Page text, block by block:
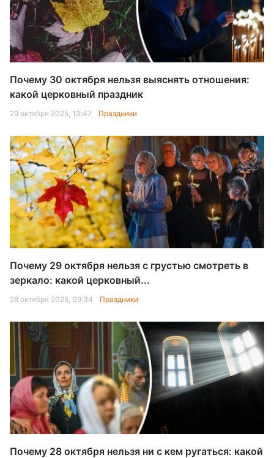
Почему 30 октября нельзя выяснять отношения:
какой церковный праздник
29 октября 2025, 13:47 Праздники
Почему 29 октября нельзя с грустью смотреть в
зеркало: какой церковный...
28 октября 2025, 09:34 Праздники
Почему 28 октября нельзя ни с кем ругаться: какой